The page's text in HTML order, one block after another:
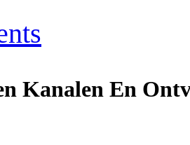
Kanalen En